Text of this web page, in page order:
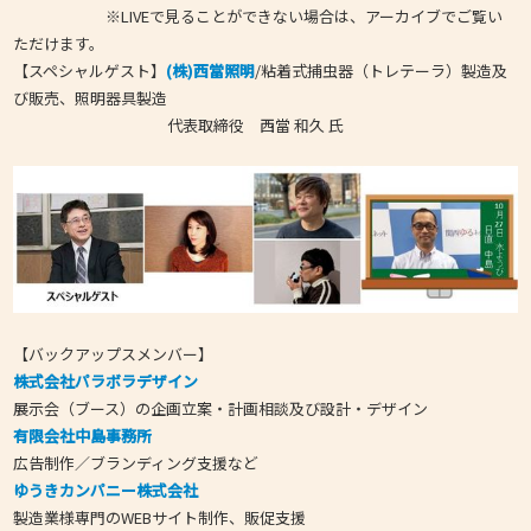
※LIVEで見ることができない場合は、アーカイブでご覧い
ただけます。
【スペシャルゲスト】 (株)西當照明/粘着式捕虫器（トレテーラ）製造及
び販売、照明器具製造
代表取締役 西當 和久 氏
【バックアップスメンバー】
株式会社パラボラデザイン
展示会（ブース）の企画立案・計画相談及び設計・デザイン
有限会社中島事務所
広告制作／ブランディング支援など
ゆうきカンパニー株式会社
製造業様専門のWEBサイト制作、販促支援